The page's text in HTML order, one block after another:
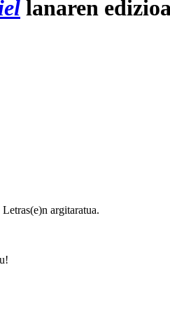
lanaren
argitaratua.